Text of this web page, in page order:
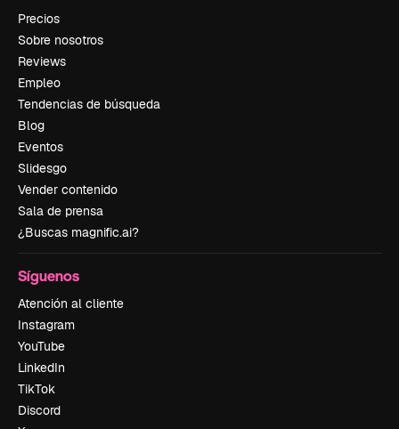
Precios
Sobre nosotros
Reviews
Empleo
Tendencias de búsqueda
Blog
Eventos
Slidesgo
Vender contenido
Sala de prensa
¿Buscas magnific.ai?
Síguenos
Atención al cliente
Instagram
YouTube
LinkedIn
TikTok
Discord